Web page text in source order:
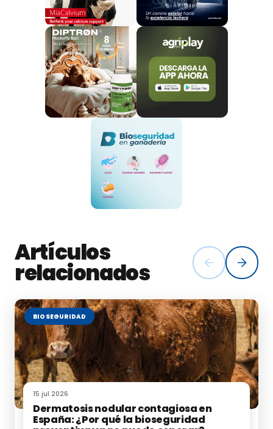
mínimo de 5 años.
La cantidad de la ayuda será del 50% de la inversión
aprobada, con un mínimo por explotación de 3.000 €
y un máximo de 30.000 €.El plazo para las solicitudes
es de 30 días hábiles desde hoy, 11 de junio.
Artículos
relacionados
BIOSEGURIDAD
15 jul 2026
Dermatosis nodular contagiosa en
España: ¿Por qué la bioseguridad